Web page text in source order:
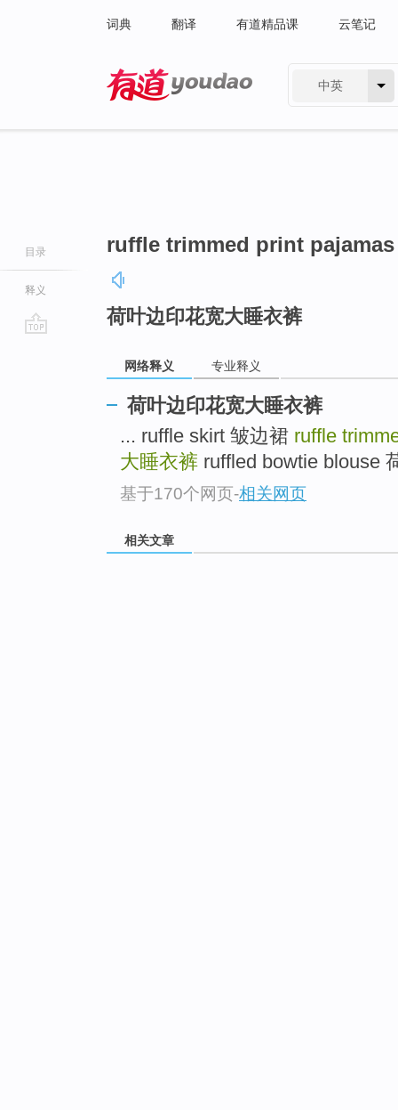
词典 翻译 有道精品课 云笔记
中英
目录
释义
ruffle trimmed print pajamas
荷叶边印花宽大睡衣裤
网络释义 专业释义
荷叶边印花宽大睡衣裤
... ruffle skirt 皱边裙 ruffle
大睡衣裤 ruffled bowtie blouse
基于170个网页-相关网页
相关文章